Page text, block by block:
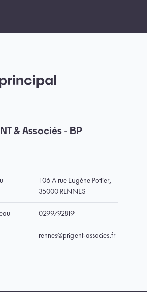
& Associés - BP
106 A rue Eugène Pottier,
35000 RENNES
0299792819
rennes@prigent-associes.fr